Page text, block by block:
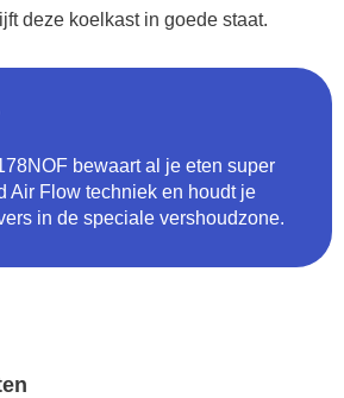
deze koelkast in goede staat.
bewaart al je eten super
Air Flow techniek en houdt je
in de speciale vershoudzone.